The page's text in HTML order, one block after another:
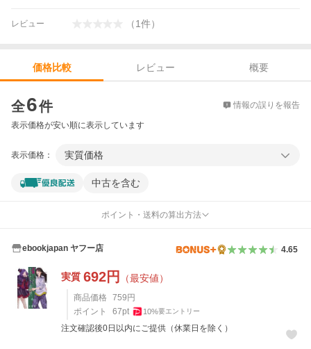
レビュー （1件）
価格比較 レビュー
概要
全6件 情報の誤りを報告
表示価格が安い順に表示しています
表示価格： 実質価格
中古を含む
ポイント・送料の算出方法
ebookjapan ヤフー店 4.65
実質 692円 （最安値）
商品価格 759 円
ポイント
67pt 10%要エントリー
注文確認後0日以内にご提供（休業日を除く）